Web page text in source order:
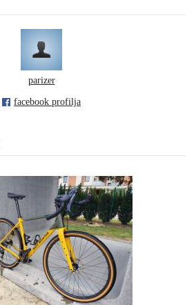
parizer
facebook profilja